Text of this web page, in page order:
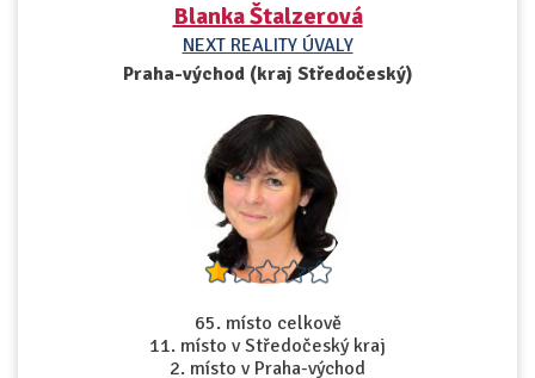
Blanka Štalzerová
NEXT REALITY ÚVALY
Praha-východ (kraj Středočeský)
65. místo celkově
11. místo v Středočeský kraj
2. místo v Praha-východ